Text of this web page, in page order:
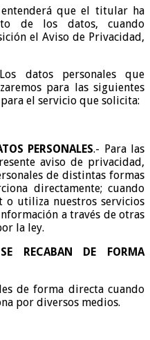
entenderá que el titular ha
de los datos, cuando
el Aviso de Privacidad,
datos personales que
para las siguientes
el servicio que solicita:
PERSONALES.- Para las
aviso de privacidad,
de distintas formas
directamente; cuando
utiliza nuestros servicios
a través de otras
la ley.
RECABAN DE FORMA
de forma directa cuando
por diversos medios.